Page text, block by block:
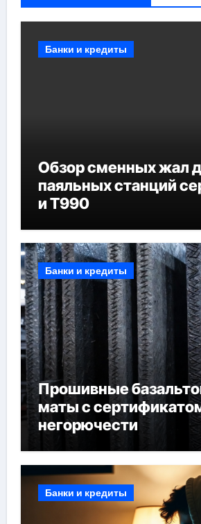
Банки и кредиты
Обзор сменных жал
паяльных станций
и T990
Банки и кредиты
Прошивные
маты с
негорючести
Банки и кредиты